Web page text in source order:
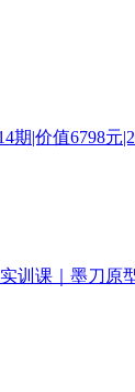
期|价值6798元
训课｜墨刀原